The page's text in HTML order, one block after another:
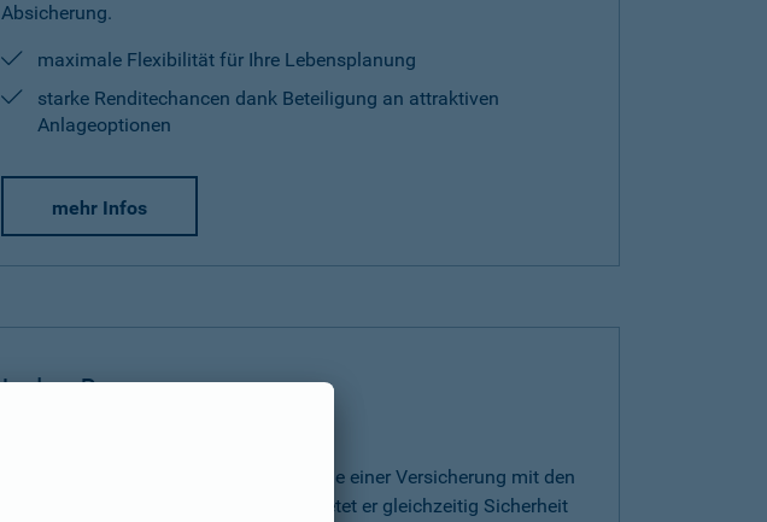
Absicherung.
maximale Flexibilität für Ihre Lebensplanung
starke Renditechancen dank Beteiligung an attraktiven
Anlageoptionen
mehr Infos
Index Protect
kombiniert die Vorteile einer Versicherung mit den
Vorteilen einer Kapitalanlage. Somit bietet er gleichzeitig Sicherheit